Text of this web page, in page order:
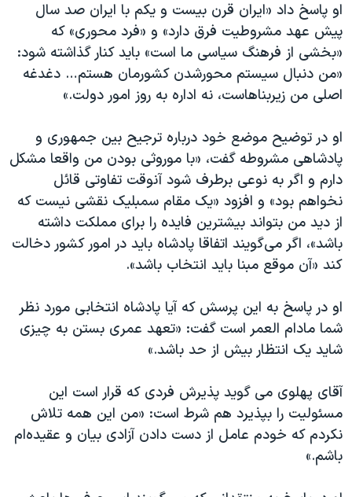
او پاسخ داد «ایران قرن بیست و یکم با ایران صد سال
پیش عهد مشروطیت فرق دارد» و «فرد محوری» که
«بخشی از فرهنگ سیاسی ما است» باید کنار گذاشته شود:
«من دنبال سیستم محورشدن کشورمان هستم… دغدغه
اصلی من زیربناهاست، نه اداره به روز امور دولت.»
او در توضیح موضع خود درباره ترجیح بین جمهوری و
پادشاهی مشروطه گفت، «با موروثی بودن من واقعا مشکل
دارم و اگر به نوعی برطرف شود آنوقت تفاوتی قائل
نخواهم بود» و افزود «یک مقام سمبلیک نقشی نیست که
از دید من بتواند بیشترین فایده را برای مملکت داشته
باشد»، اگر می‌گویند اتفاقا پادشاه باید در امور کشور دخالت
کند «آن موقع مبنا باید انتخاب باشد».
او در پاسخ به این پرسش که آیا پادشاه انتخابی مورد نظر
شما مادام العمر است گفت: «تعهد عمری بستن به چیزی
شاید یک انتظار بیش از حد باشد.»
آقای پهلوی می گوید پذیرش فردی که قرار است این
مسئولیت را بپذیرد هم شرط است: «من این همه تلاش
نکردم که خودم عامل از دست دادن آزادی بیان و عقیده‌ام
باشم.»